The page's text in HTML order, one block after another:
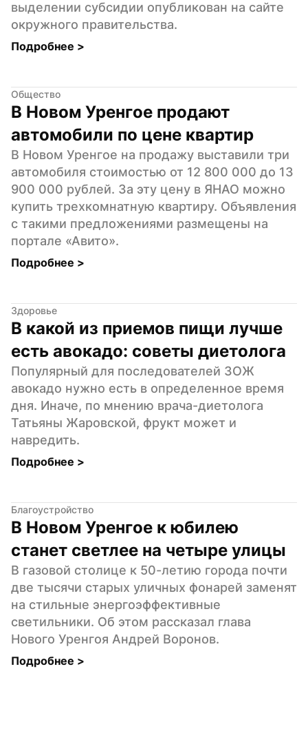
выделении субсидии опубликован на сайте
окружного правительства.
Подробнее >
Общество
В Новом Уренгое продают
автомобили по цене квартир
В Новом Уренгое на продажу выставили три
автомобиля стоимостью от 12 800 000 до 13
900 000 рублей. За эту цену в ЯНАО можно
купить трехкомнатную квартиру. Объявления
с такими предложениями размещены на
портале «Авито».
Подробнее >
Здоровье
В какой из приемов пищи лучше
есть авокадо: советы диетолога
Популярный для последователей ЗОЖ
авокадо нужно есть в определенное время
дня. Иначе, по мнению врача-диетолога
Татьяны Жаровской, фрукт может и
навредить.
Подробнее >
Благоустройство
В Новом Уренгое к юбилею
станет светлее на четыре улицы
В газовой столице к 50-летию города почти
две тысячи старых уличных фонарей заменят
на стильные энергоэффективные
светильники. Об этом рассказал глава
Нового Уренгоя Андрей Воронов.
Подробнее >